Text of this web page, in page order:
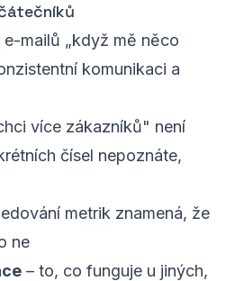
e-mailů „když mě něco
komunikaci a
více zákazníků" není
čísel nepoznáte,
metrik znamená, že
ne
– to, co funguje u jiných,